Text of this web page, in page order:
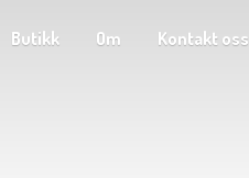
Butikk Om Kontakt oss